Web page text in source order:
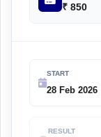
₹ 850
START
28 Feb 2026
RESULT